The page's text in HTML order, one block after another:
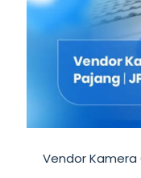
Vendor Kamera